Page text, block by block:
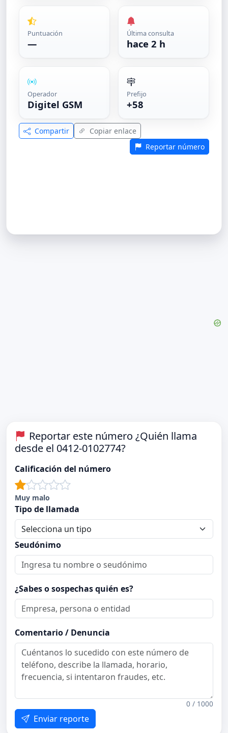
Puntuación
—
Última consulta
hace 2 h
Operador
Digitel GSM
Prefijo
+58
Compartir
Copiar enlace
Reportar número
Reportar este número ¿Quién llama
desde el 0412-0102774?
Calificación del número
Muy malo
Tipo de llamada
Seudónimo
¿Sabes o sospechas quién es?
Comentario / Denuncia
0 / 1000
Enviar reporte